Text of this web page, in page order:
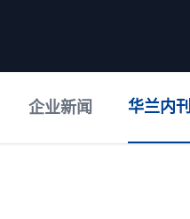
企业新闻 华兰内刊